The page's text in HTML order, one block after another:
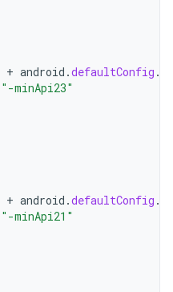
+ android .defaultConfig .
"-minApi23"
+ android .defaultConfig .
"-minApi21"